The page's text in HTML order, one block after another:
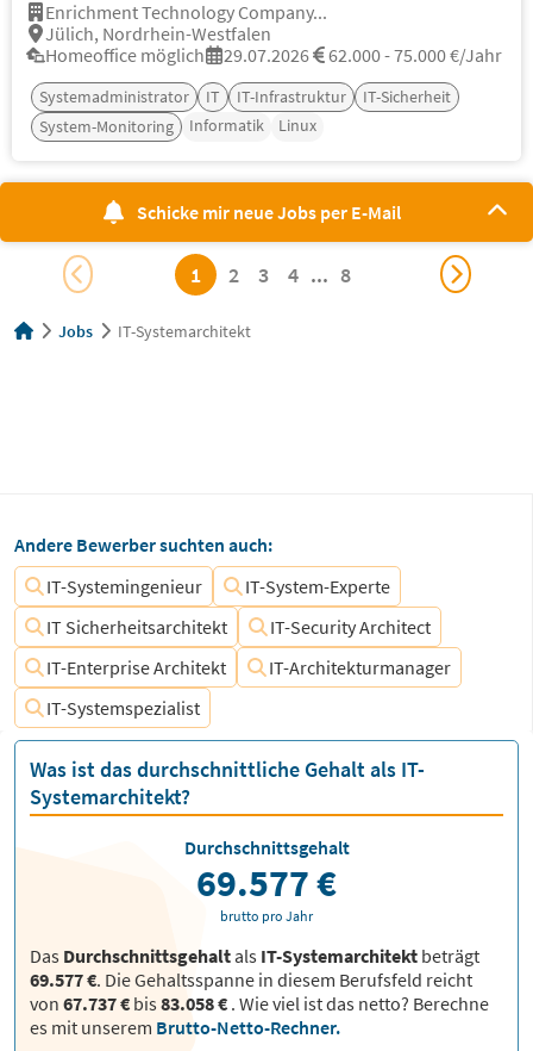
Enrichment Technology Company...
Jülich, Nordrhein-Westfalen
Homeoffice möglich
29.07.2026 62.000 - 75.000 €/Jahr
Systemadministrator IT IT-Infrastruktur
IT-Sicherheit
System-Monitoring
Informatik Linux
Schicke mir neue Jobs per E-Mail
1 2 3 4 ... 8
Jobs IT-Systemarchitekt
Andere Bewerber suchten auch:
IT-Systemingenieur
IT-System-Experte
IT Sicherheitsarchitekt
IT-Security Architect
IT-Enterprise Architekt
IT-Architekturmanager
IT-Systemspezialist
Was ist das durchschnittliche Gehalt als IT-
Systemarchitekt?
Das Durchschnittsgehaltals IT-Systemarchitekt beträgt
69.577 €. Die Gehaltsspanne in diesem Berufsfeld reicht
von 67.737 € bis83.058 € . Wie viel ist das netto? Berechne
es mit unserem Brutto-Netto-Rechner.
Durchschnittsgehalt
69.577 €
brutto pro Jahr